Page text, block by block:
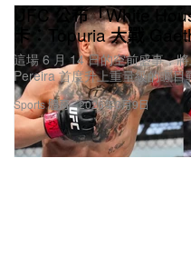
Sports 體育
UFC 公布「White
卡：Topuria 大戰
這場 6 月 14 日的空前盛事，
Pereira 首度升上重量級的矚目
2026年3月9日